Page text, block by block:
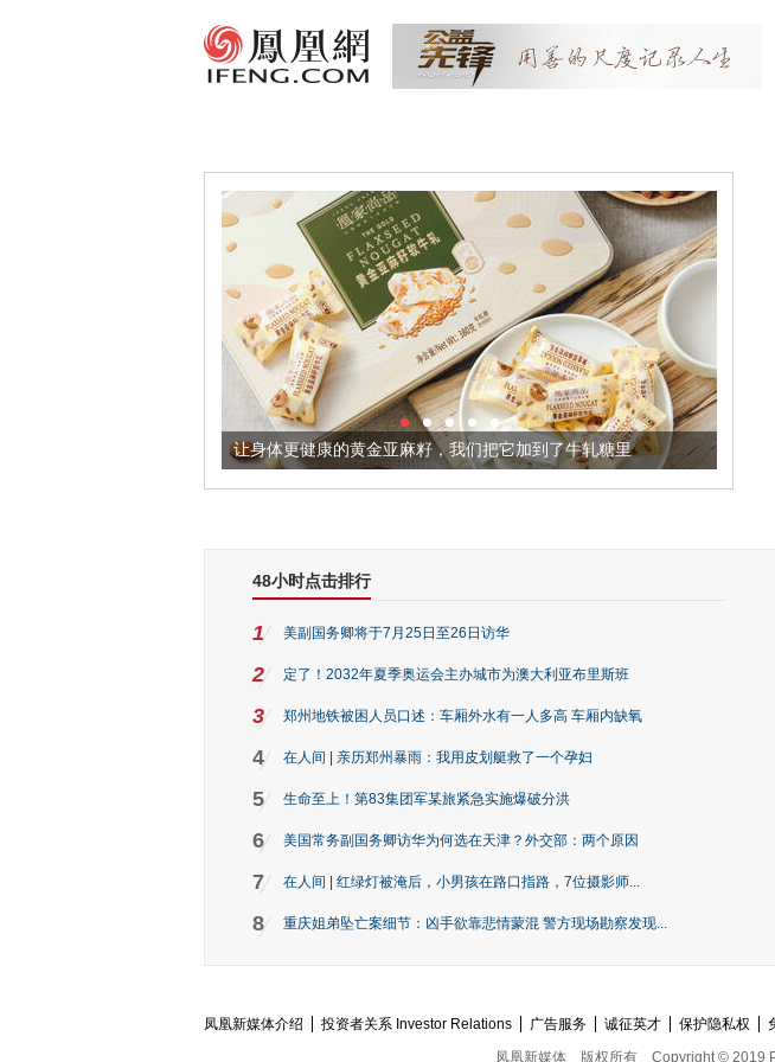
让身体更健康的黄金亚麻籽，我们把它加到了牛轧糖里 被列
48小时点击排行
1 美副国务卿将于7月25日至26日访华
2 定了！2032年夏季奥运会主办城市为澳大利亚布里斯班
3 郑州地铁被困人员口述：车厢外水有一人多高 车厢内缺氧
4 在人间 | 亲历郑州暴雨：我用皮划艇救了一个孕妇
5 生命至上！第83集团军某旅紧急实施爆破分洪
6 美国常务副国务卿访华为何选在天津？外交部：两个原因
7 在人间 | 红绿灯被淹后，小男孩在路口指路，7位摄影师...
8 重庆姐弟坠亡案细节：凶手欲靠悲情蒙混 警方现场勘察发现...
凤凰新媒体介绍 投资者关系 Investor Relations 广告服务 诚征英才 保护隐私权
凤凰新媒体
版权所有 Copyright © 2019